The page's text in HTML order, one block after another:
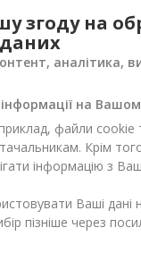
3 128 грн
згоду на
даних
аналітика,
на
файли cookie
Крім
інформацію з
Ваші дані
пізніше через